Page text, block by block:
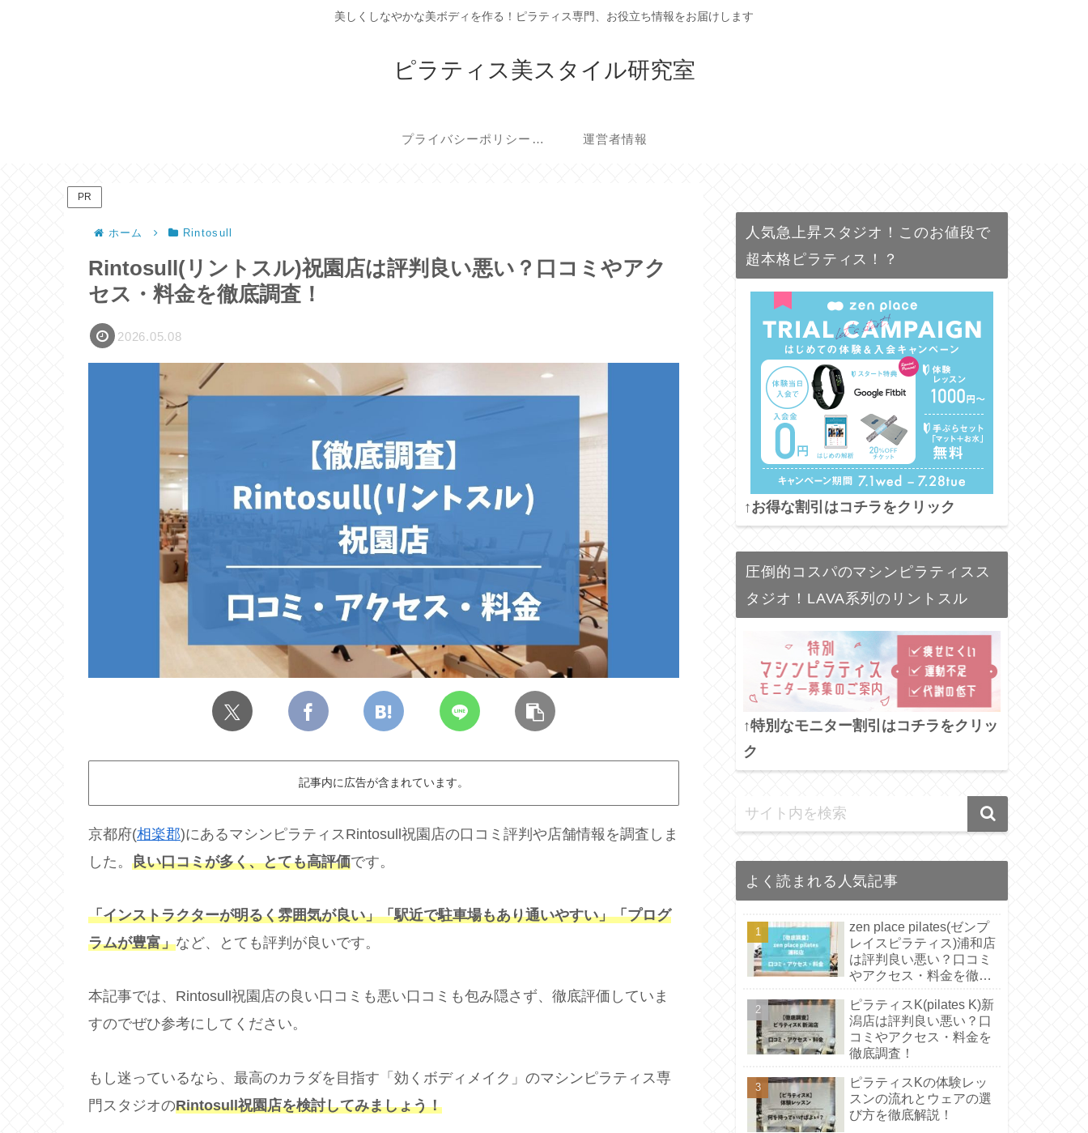
美しくしなやかな美ボディを作る！ピラティス専門、お役立ち情報をお届けします
ピラティス美スタイル研究室
プライバシーポリシー・免責事項 運営者情報
PR
ホーム Rintosull
Rintosull(リントスル)祝園店は評判良い悪い？口コミやアク
セス・料金を徹底調査！
2026.05.08
記事内に広告が含まれています。
京都府(相楽郡)にあるマシンピラティスRintosull祝園店の口コミ評判や店舗情報を調査しま
した。 良い口コミが多く、とても高評価です。
「インストラクターが明るく雰囲気が良い」「駅近で駐車場もあり通いやすい」「プログ
ラムが豊富」など、とても評判が良いです。
本記事では、Rintosull祝園店の良い口コミも悪い口コミも包み隠さず、徹底評価していま
すのでぜひ参考にしてください。
もし迷っているなら、最高のカラダを目指す「効くボディメイク」のマシンピラティス専
門スタジオのRintosull祝園店を検討してみましょう！
人気急上昇スタジオ！このお値段で
超本格ピラティス！？
↑お得な割引はコチラをクリック
圧倒的コスパのマシンピラティスス
タジオ！LAVA系列のリントスル
↑特別なモニター割引はコチラをクリッ
ク
よく読まれる人気記事
zen place pilates(ゼンプ
レイスピラティス)浦和店
は評判良い悪い？口コミ
やアクセス・料金を徹底
ピラティスK(pilates K)新
潟店は評判良い悪い？口
コミやアクセス・料金を
徹底調査！
ピラティスKの体験レッ
スンの流れとウェアの選
び方を徹底解説！